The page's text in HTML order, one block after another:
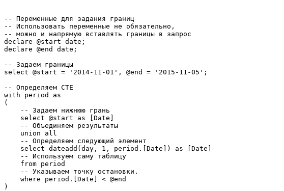
-- Переменные для задания границ
-- Использовать переменные не обязательно,
-- можно и напрямую вставлять границы в запрос
declare @start date;
declare @end date;
-- Задаем границы
select @start = '2014-11-01', @end = '2015-11-05';
-- Определяем CTE
with period as
(
    -- Задаем нижнюю грань
    select @start as [Date]
    -- Объединяем результаты
    union all
    -- Определяем следующий элемент
    select dateadd(day, 1, period.[Date]) as [Date]
    -- Используем саму таблицу
    from period
    -- Указываем точку остановки.
    where period.[Date] < @end
)